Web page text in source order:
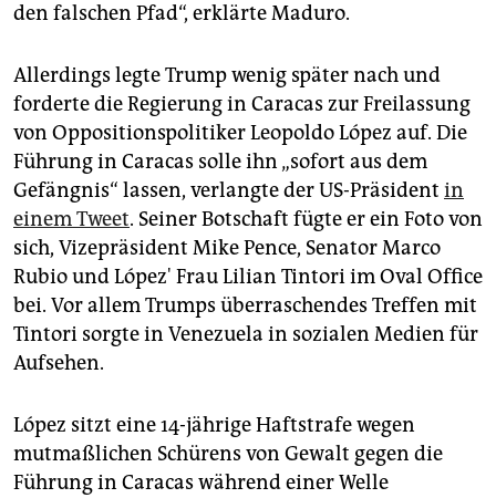
den falschen Pfad“, erklärte Maduro.
Allerdings legte Trump wenig später nach und
forderte die Regierung in Caracas zur Freilassung
von Oppositionspolitiker Leopoldo López auf. Die
Führung in Caracas solle ihn „sofort aus dem
Gefängnis“ lassen, verlangte der US-Präsident in
einem Tweet. Seiner Botschaft fügte er ein Foto von
sich, Vizepräsident Mike Pence, Senator Marco
Rubio und López' Frau Lilian Tintori im Oval Office
bei. Vor allem Trumps überraschendes Treffen mit
Tintori sorgte in Venezuela in sozialen Medien für
Aufsehen.
López sitzt eine 14-jährige Haftstrafe wegen
mutmaßlichen Schürens von Gewalt gegen die
Führung in Caracas während einer Welle